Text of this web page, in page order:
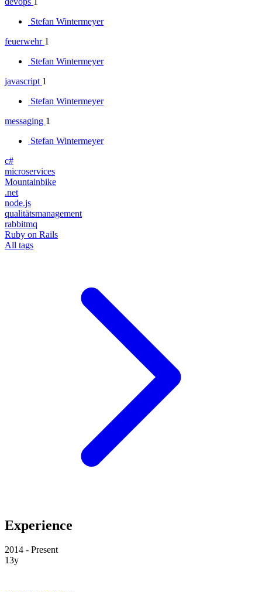
Stefan Wintermeyer
feuerwehr 1
Stefan Wintermeyer
javascript 1
Stefan Wintermeyer
messaging 1
Stefan Wintermeyer
c#
microservices
Mountainbike
.net
node.js
qualitätsmanagement
rabbitmq
Ruby on Rails
All tags
Experience
2014 - Present
13y